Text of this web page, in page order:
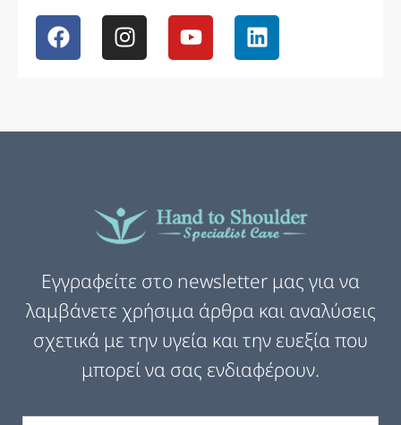
Εγγραφείτε στο newsletter μας για να
λαμβάνετε χρήσιμα άρθρα και αναλύσεις
σχετικά με την υγεία και την ευεξία που
μπορεί να σας ενδιαφέρουν.